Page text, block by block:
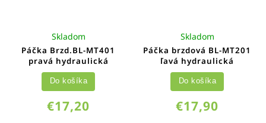
Páčka Brzd.BL-MT401
pravá hydraulická
Skladom
€17,20
Do košíka
Páčka brzdová BL-MT201
ľavá hydraulická
Skladom
€17,90
Do košíka